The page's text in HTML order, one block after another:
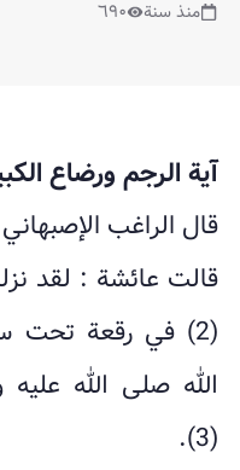
منذ سنة ٦٩٠
آیة الرجم ورضاع
قال الراغب الإصبهاني
قالت عائشة : لقد
(2) في رقعة تحت
الله صلى الله
(3).